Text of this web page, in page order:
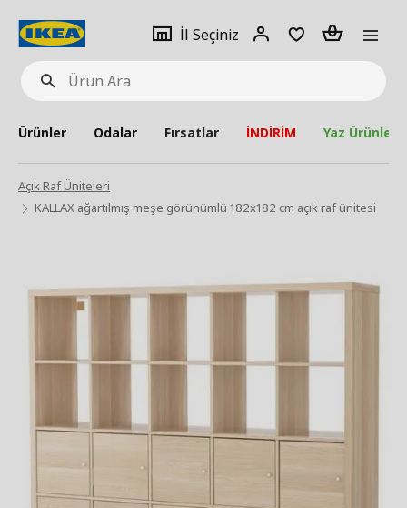
Ürün
Ara
İl Seçiniz
Giriş
Adet
Ürünler Odalar Fırsatlar İNDİRİM Yaz Ürünleri
Açık Raf Üniteleri
KALLAX ağartılmış meşe görünümlü 182x182 cm açık raf ünitesi